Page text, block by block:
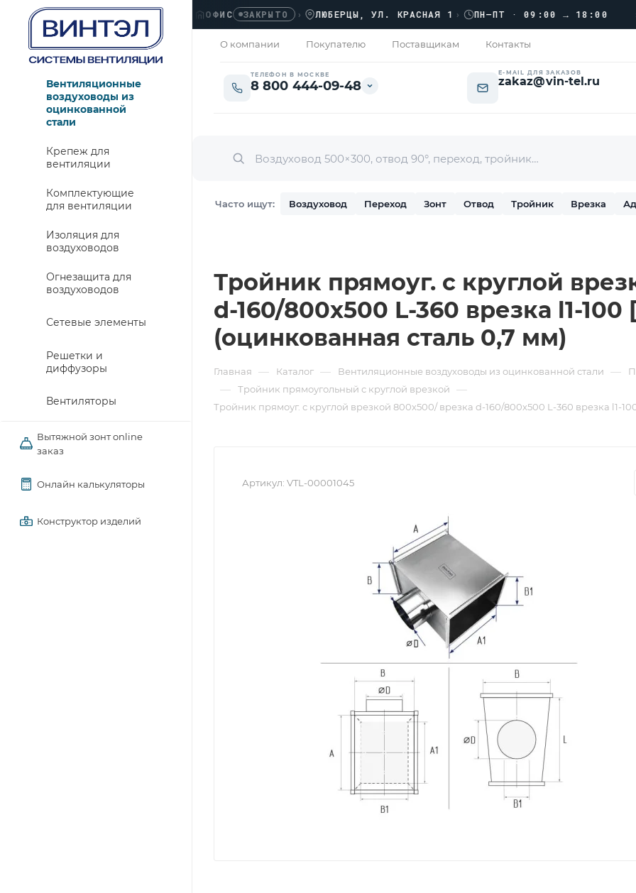
ОФИС ЗАКРЫТО › ЛЮБЕРЦЫ, УЛ. КРАСНАЯ 1› ПН–ПТ · 09:00 → 18:00 ›››
О компании Покупателю Поставщикам Контакты
ТЕЛЕФОН В МОСКВЕ
8 800 444-09-48
E-MAIL ДЛЯ ЗАКАЗОВ
zakaz@vin-tel.ru
Часто ищут: Воздуховод Переход Зонт Отвод Тройник Врезка
Вентиляционные
воздуховоды из
оцинкованной
стали
Крепеж для
вентиляции
Комплектующие
для вентиляции
Изоляция для
воздуховодов
Огнезащита для
воздуховодов
Сетевые элементы
Решетки и
диффузоры
Вентиляторы
Вытяжной зонт online
заказ
Онлайн калькуляторы
Конструктор изделий
Тройник прямоуг. с круглой
d-160/800х500 L-360 врезка l1-
(оцинкованная сталь 0,7 мм)
Главная — Каталог — Вентиляционные воздуховоды из оцинкованной стали —
— Тройник прямоугольный с круглой врезкой —
Тройник прямоуг. с круглой врезкой 800х500/ врезка d-160/800х500 L-360 врезка l1-
Артикул: VTL-00001045